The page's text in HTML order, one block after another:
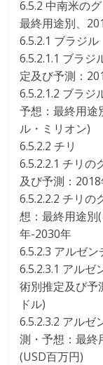
6.5.2 中南米の
最終用途別、
6.5.2.1 ブラジル
6.5.2.1.1 ブラ
定及び予測：
6.5.2.1.2 ブラジ
予想：最終用途
ル・ミリオン)
6.5.2.2 チリ
6.5.2.2.1 チリ
及び予測：
6.5.2.2.2 チリ
想：最終用途別
年-2030年
6.5.2.3 アルゼン
6.5.2.3.1 アル
術別推定及び予
ドル)
6.5.2.3.2 アル
測・予想：最終
(USD百万円)